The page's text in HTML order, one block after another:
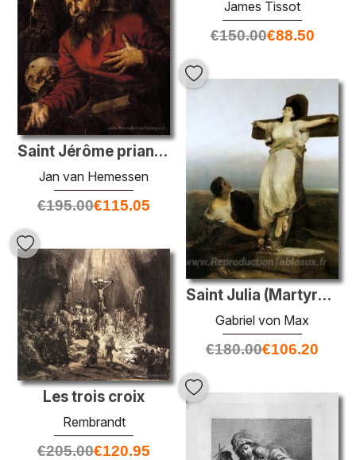
James Tissot
€150.00€88.50
Saint Jérôme priant avant une grotte rocheuse
Jan van Hemessen
€195.00€115.05
Saint Julia (Martyress crucifié)
Gabriel von Max
€180.00€106.20
Les trois croix
Rembrandt
€205.00€120.95